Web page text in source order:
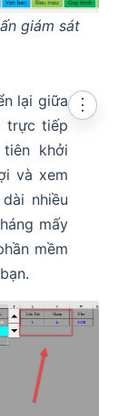
giám sát
lại giữa
trực tiếp
khởi
và xem
nhiều
mấy
mềm
⋮